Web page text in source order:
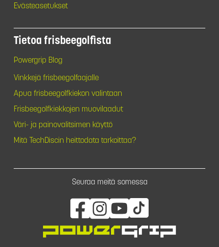
Evästeasetukset
Tietoa frisbeegolfista
Powergrip Blog
Vinkkejä frisbeegolfaajalle
Apua frisbeegolfkiekon valintaan
Frisbeegolfkiekkojen muovilaadut
Väri- ja painovalitsimen käyttö
Mitä TechDiscin heittodata tarkoittaa?
Seuraa meitä somessa